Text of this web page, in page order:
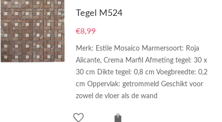
Tegel M524
€8,99
Merk: Estile Mosaico Marmersoort: Roja
Alicante, Crema Marfil Afmeting tegel: 30 x
30 cm Dikte tegel: 0,8 cm Voegbreedte: 0,2
cm Oppervlak: getrommeld Geschikt voor
zowel de vloer als de wand